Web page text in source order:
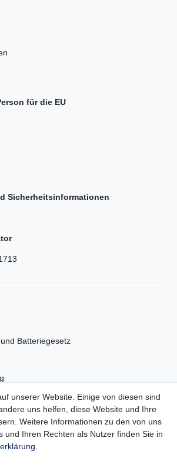
für die EU
Sicherheitsinformationen
Batteriegesetz
unserer Website. Einige von diesen sind
uns helfen, diese Website und Ihre
Weitere Informationen zu den von uns
und Ihren Rechten als Nutzer finden Sie in